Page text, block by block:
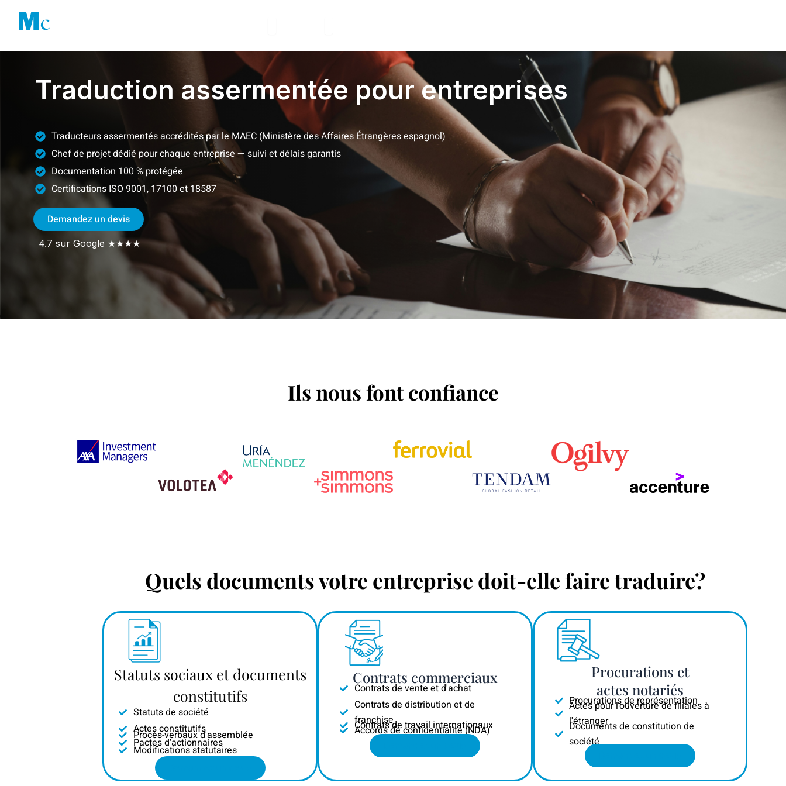
Traduction assermentée pour entreprises
Traducteurs assermentés accrédités par le MAEC (Ministère des Affaires Étrangères espagnol)
Chef de projet dédié pour chaque entreprise — suivi et délais garantis
Documentation 100 % protégée
Certifications ISO 9001, 17100 et 18587
Demandez un devis
4.7 sur Google ★★★★
Ils nous font confiance
Quels documents votre entreprise doit-elle faire traduire?
Statuts sociaux et documents
constitutifs
Statuts de société
Actes constitutifs
Procès-verbaux d'assemblée
Pactes d'actionnaires
Modifications statutaires
Contrats commerciaux
Contrats de vente et d'achat
Contrats de distribution et de
franchise
Contrats de travail internationaux
Accords de confidentialité (NDA)
Procurations et
actes notariés
Procurations de représentation
Actes pour l'ouverture de filiales à
l'étranger
Documents de constitution de
société